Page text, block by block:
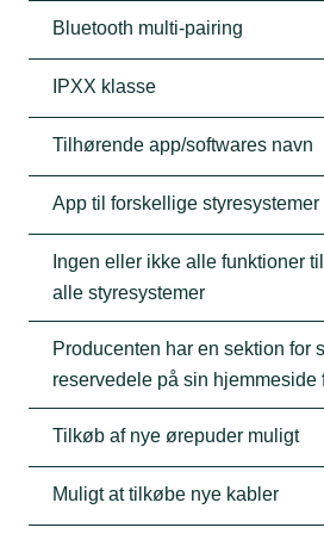
Bluetooth multi-pairing
IPXX klasse
Tilhørende app/softwares navn
App til forskellige styresystemer
Ingen eller ikke alle funktioner
alle styresystemer
Producenten har en sektion for
reservedele på sin hjemmeside
Tilkøb af nye ørepuder muligt
Muligt at tilkøbe nye kabler